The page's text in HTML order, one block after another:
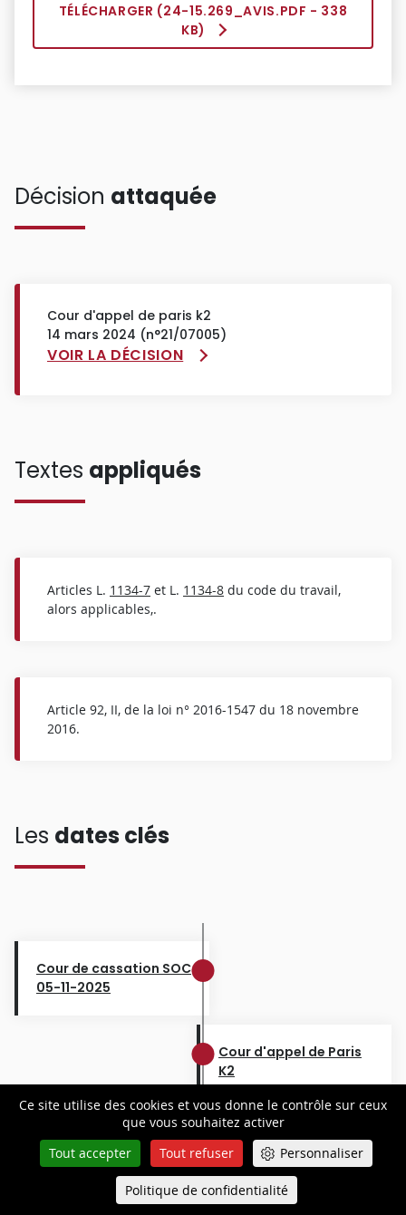
Ce site utilise des cookies et vous donne le contrôle sur ceux
que vous souhaitez activer
Tout accepter
Tout refuser Personnaliser
Politique de confidentialité
TÉLÉCHARGER (24-15.269_AVIS.PDF - 338
KB)
Décision attaquée
Cour d'appel de paris k2
14 mars 2024 (n°21/07005)
VOIR LA DÉCISION
Textes appliqués
Articles L. 1134-7 et L. 1134-8 du code du travail,
alors applicables,.
Article 92, II, de la loi n° 2016-1547 du 18 novembre
2016.
Les dates clés
Cour de cassation SOC
05-11-2025
Cour d'appel de Paris
K2
14-03-2024
Queue-Fair